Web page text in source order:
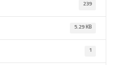
239
5.29 KB
1